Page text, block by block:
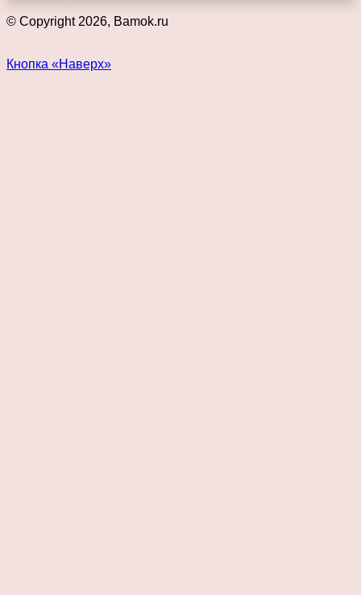
© Copyright 2026, Bamok.ru
Кнопка «Наверх»